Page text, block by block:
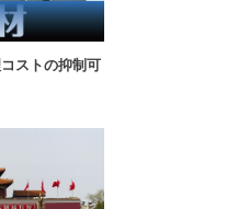
ストの抑制可